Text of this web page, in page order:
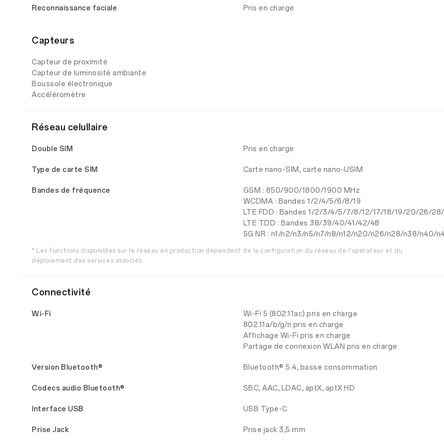
Reconnaissance faciale Pris en charge
Capteurs
Capteur de proximité
Capteur de luminosité ambiante
Boussole électronique
Accéléromètre
Réseau celullaire
Double SIM Pris en charge
Type de carte SIM Carte nano-SIM, carte nano-USIM
Bandes de fréquence
GSM : 850/900/1800/1900 MHz
WCDMA : Bandes 1/2/4/5/6/8/19
LTE FDD : Bandes 1/2/3/4/5/7/8/12/17/18/19/20/26/
LTE TDD : Bandes 38/39/40/41/42/48
5G NR : n1/n2/n3/n5/n7/n8/n12/n20/n26/n28/n38/n40/
* Les fonctions disponibles sur le réseau en production dépendent de la configuration du réseau de l'opérateur et du
déploiement des services associés.
Connectivité
Wi-Fi
Wi-Fi 5 (802.11ac) pris en charge
802.11a/b/g/n pris en charge
Affichage Wi-Fi pris en charge
Partage de connexion WLAN pris en charge
Version Bluetooth® Bluetooth® 5.4, basse consommation
Codecs audio Bluetooth® SBC, AAC, LDAC, aptX, aptX HD
Interface USB USB Type-C
Prise Jack Prise jack 3,5 mm